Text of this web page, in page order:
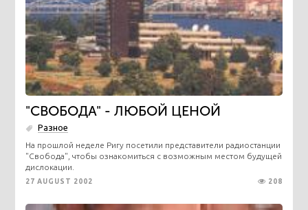
"СВОБОДА" - ЛЮБОЙ ЦЕНОЙ
Разное
На прошлой неделе Ригу посетили представители радиостанции
"Свобода", чтобы ознакомиться с возможным местом будущей
дислокации.
27 AUGUST 2002 208